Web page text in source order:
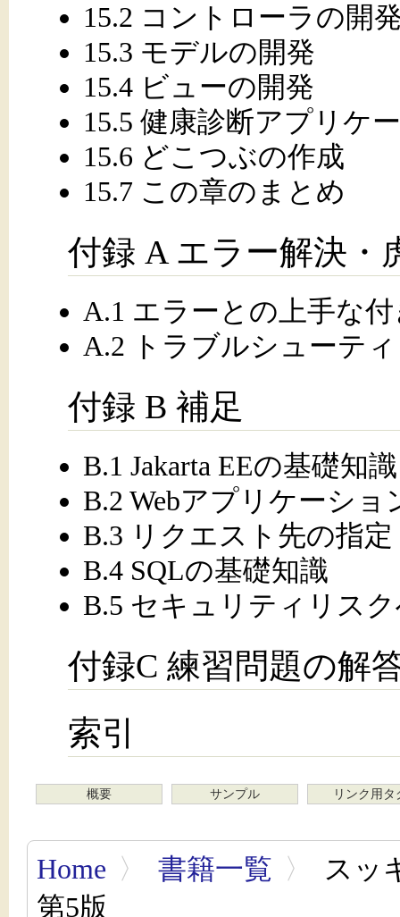
15.2 コントローラの開
15.3 モデルの開発
15.4 ビューの開発
15.5 健康診断アプリケ
15.6 どこつぶの作成
15.7 この章のまとめ
付録 A エラー解決・
A.1 エラーとの上手な
A.2 トラブルシューテ
付録 B 補足
B.1 Jakarta EEの基礎知識
B.2 Webアプリケーシ
B.3 リクエスト先の指定
B.4 SQLの基礎知識
B.5 セキュリティリス
付録C 練習問題の解
索引
概要 サンプル リンク用タ
Home 〉 書籍一覧 〉
スッ
第5版